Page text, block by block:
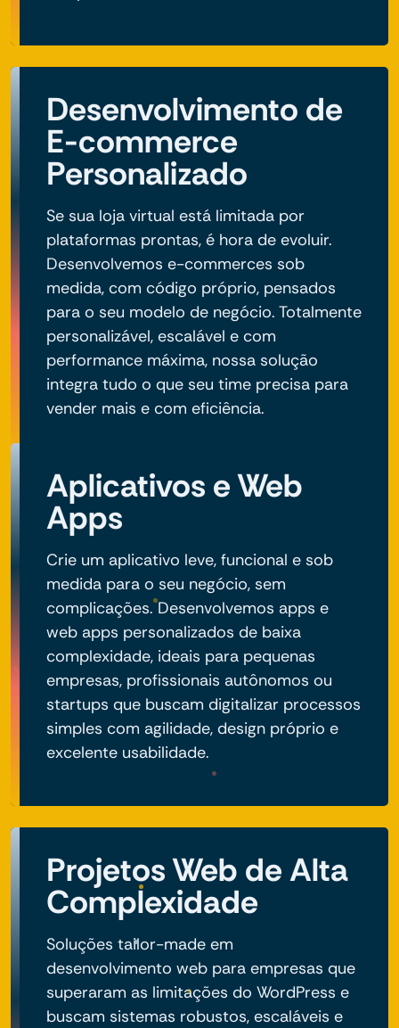
Desenvolvimento de
E-commerce
Personalizado
Se sua loja virtual está limitada por
plataformas prontas, é hora de evoluir.
Desenvolvemos e-commerces sob
medida, com código próprio, pensados
para o seu modelo de negócio. Totalmente
personalizável, escalável e com
performance máxima, nossa solução
integra tudo o que seu time precisa para
vender mais e com eficiência.
Aplicativos e Web
Apps
Crie um aplicativo leve, funcional e sob
medida para o seu negócio, sem
complicações. Desenvolvemos apps e
web apps personalizados de baixa
complexidade, ideais para pequenas
empresas, profissionais autônomos ou
startups que buscam digitalizar processos
simples com agilidade, design próprio e
excelente usabilidade.
Projetos Web de Alta
Complexidade
Soluções tailor-made em
desenvolvimento web para empresas que
superaram as limitações do WordPress e
buscam sistemas robustos, escaláveis e